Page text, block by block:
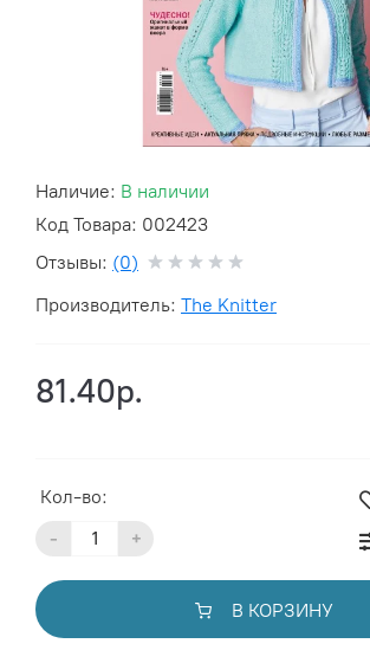
Наличие: В наличии
Код Товара: 002423
Отзывы: (0)
Производитель: The Knitter
81.40р.
Кол-во:
- +
В КОРЗИНУ